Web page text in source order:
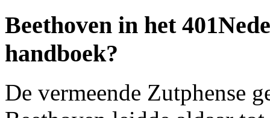
Beethoven in het
handboek?
De vermeende Zutphense